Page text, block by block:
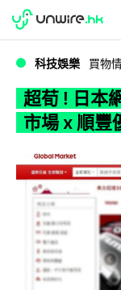
WWDC 2026
科技娛樂 買物
超荀 ! 日本
市場 x 順豐